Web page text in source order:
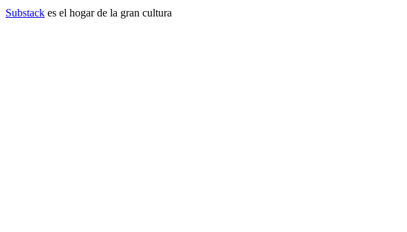
Substack es el hogar de la gran cultura